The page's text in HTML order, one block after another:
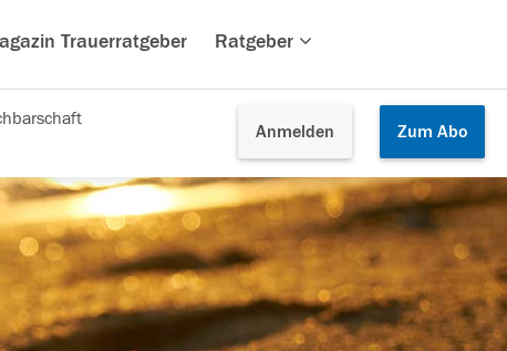
Trauerratgeber Ratgeber
Anmelden Zum Abo